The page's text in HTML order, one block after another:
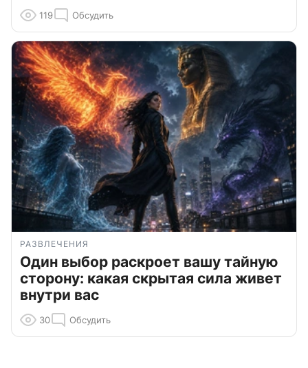
119 Обсудить
РАЗВЛЕЧЕНИЯ
Один выбор раскроет вашу тайную
сторону: какая скрытая сила живет
внутри вас
30 Обсудить